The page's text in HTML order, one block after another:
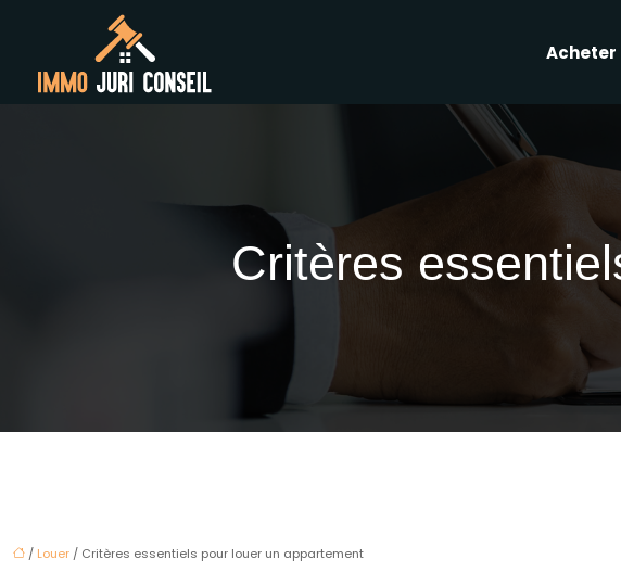
Acheter
Critères
/ Louer / Critères essentiels pour louer un appartement